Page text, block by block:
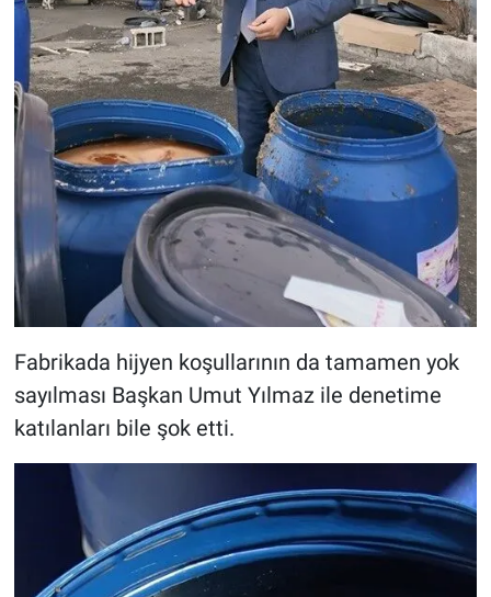
Fabrikada hijyen koşullarının da tamamen yok
sayılması Başkan Umut Yılmaz ile denetime
katılanları bile şok etti.